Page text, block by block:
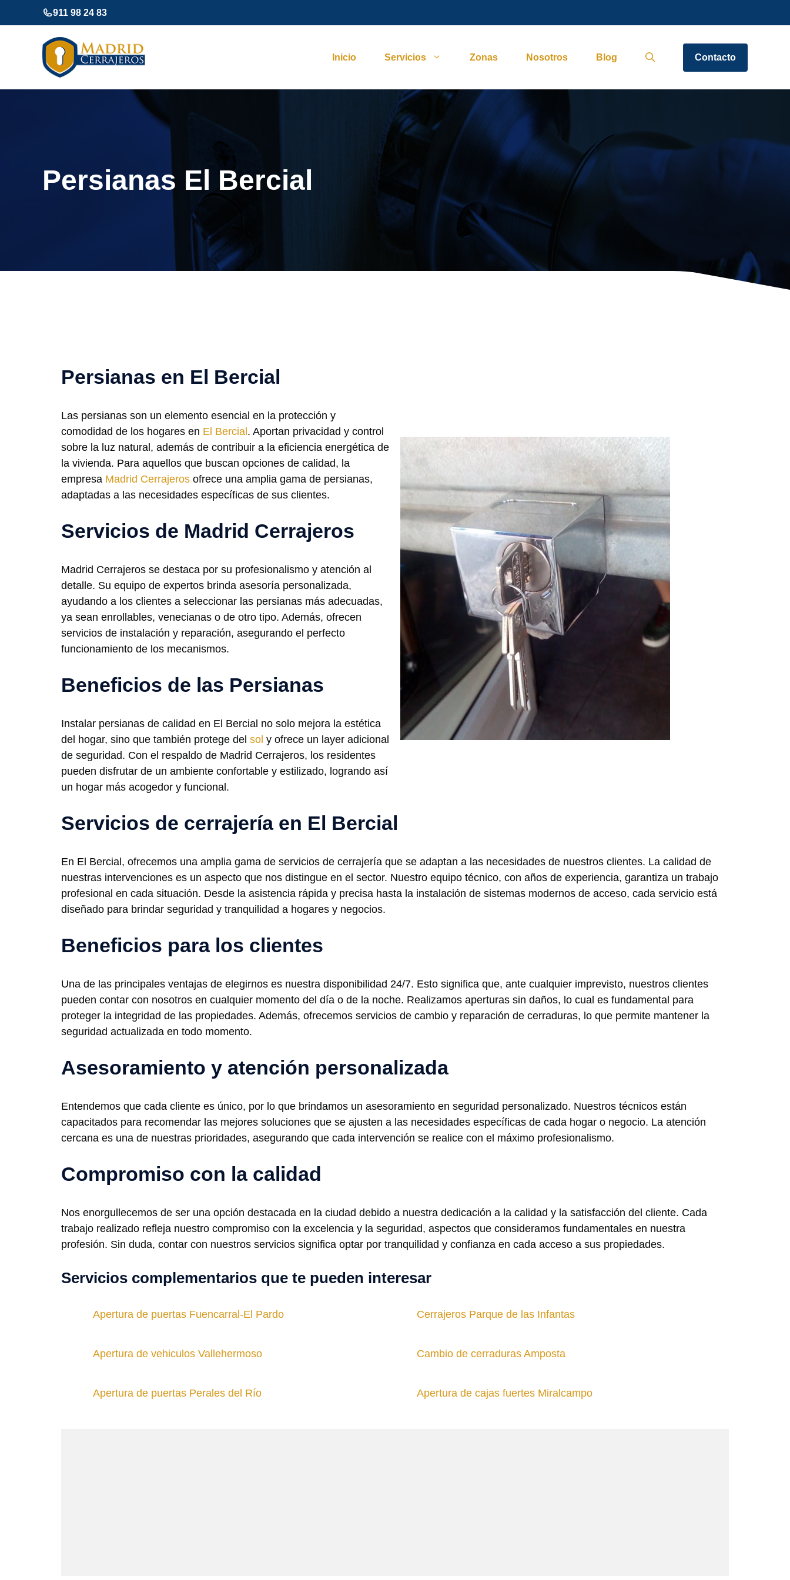
al
911 98 24 83
Inicio Servicios Zonas Nosotros Blog Contacto
Persianas El Bercial
Persianas en El Bercial
Las persianas son un elemento esencial en la protección y
comodidad de los hogares en El Bercial . Aportan privacidad y control
sobre la luz natural, además de contribuir a la eficiencia energética de
la vivienda. Para aquellos que buscan opciones de calidad, la
empresa Madrid Cerrajeros ofrece una amplia gama de persianas,
adaptadas a las necesidades específicas de sus clientes.
Servicios de Madrid Cerrajeros
Madrid Cerrajeros se destaca por su profesionalismo y atención al
detalle. Su equipo de expertos brinda asesoría personalizada,
ayudando a los clientes a seleccionar las persianas más adecuadas,
ya sean enrollables, venecianas o de otro tipo. Además, ofrecen
servicios de instalación y reparación, asegurando el perfecto
funcionamiento de los mecanismos.
Beneficios de las Persianas
Instalar persianas de calidad en El Bercial no solo mejora la estética
del hogar, sino que también protege del sol y ofrece un layer adicional
de seguridad. Con el respaldo de Madrid Cerrajeros, los residentes
pueden disfrutar de un ambiente confortable y estilizado, logrando así
un hogar más acogedor y funcional.
Servicios de cerrajería en El Bercial
En El Bercial, ofrecemos una amplia gama de servicios de cerrajería que se adaptan a las necesidades de nuestros clientes. La calidad de
nuestras intervenciones es un aspecto que nos distingue en el sector. Nuestro equipo técnico, con años de experiencia, garantiza un trabajo
profesional en cada situación. Desde la asistencia rápida y precisa hasta la instalación de sistemas modernos de acceso, cada servicio está
diseñado para brindar seguridad y tranquilidad a hogares y negocios.
Beneficios para los clientes
Una de las principales ventajas de elegirnos es nuestra disponibilidad 24/7. Esto significa que, ante cualquier imprevisto, nuestros clientes
pueden contar con nosotros en cualquier momento del día o de la noche. Realizamos aperturas sin daños, lo cual es fundamental para
proteger la integridad de las propiedades. Además, ofrecemos servicios de cambio y reparación de cerraduras, lo que permite mantener la
seguridad actualizada en todo momento.
Asesoramiento y atención personalizada
Entendemos que cada cliente es único, por lo que brindamos un asesoramiento en seguridad personalizado. Nuestros técnicos están
capacitados para recomendar las mejores soluciones que se ajusten a las necesidades específicas de cada hogar o negocio. La atención
cercana es una de nuestras prioridades, asegurando que cada intervención se realice con el máximo profesionalismo.
Compromiso con la calidad
Nos enorgullecemos de ser una opción destacada en la ciudad debido a nuestra dedicación a la calidad y la satisfacción del cliente. Cada
trabajo realizado refleja nuestro compromiso con la excelencia y la seguridad, aspectos que consideramos fundamentales en nuestra
profesión. Sin duda, contar con nuestros servicios significa optar por tranquilidad y confianza en cada acceso a sus propiedades.
Servicios complementarios que te pueden interesar
Apertura de puertas Fuencarral-El Pardo Cerrajeros Parque de las Infantas
Apertura de vehiculos Vallehermoso Cambio de cerraduras Amposta
Apertura de puertas Perales del Río Apertura de cajas fuertes Miralcampo